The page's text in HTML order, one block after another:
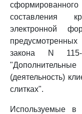
составления
электронной
закона N
(деятельность)
слитках".
Используемые в